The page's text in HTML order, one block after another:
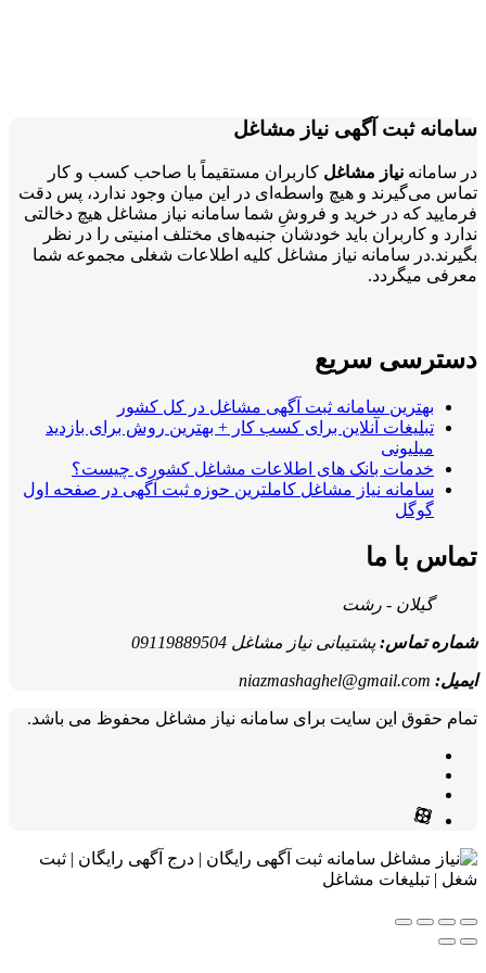
سامانه ثبت آگهی نیاز مشاغل
در سامانه نیاز مشاغلکاربران مستقیماً با صاحب کسب و کار
تماس می‌گیرند و هیچ واسطه‌ای در این میان وجود ندارد، پس دقت
فرمایید که در خرید و فروشِ شما سامانه نیاز مشاغل هیچ دخالتی
ندارد و کاربران باید خودشان جنبه‌های مختلف امنیتی را در نظر
بگیرند.در سامانه نیاز مشاغل کلیه اطلاعات شغلی مجموعه شما
معرفی میگردد.
دسترسی سریع
بهترین سامانه ثبت آگهی مشاغل در کل کشور
تبلیغات آنلاین برای کسب کار + بهترین روش برای بازدید
میلیونی
خدمات بانک های اطلاعات مشاغل کشوری چیست؟
سامانه نیاز مشاغل کاملترین حوزه ثبت آگهی در صفحه اول
گوگل
تماس با ما
گیلان - رشت
شماره تماس:پشتیبانی نیاز مشاغل 09119889504
ایمیل: niazmashaghel@gmail.com
تمام حقوق این سایت برای سامانه نیاز مشاغل محفوظ می باشد.